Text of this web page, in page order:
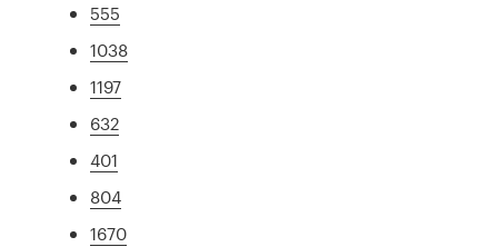
555
1038
1197
632
401
804
1670